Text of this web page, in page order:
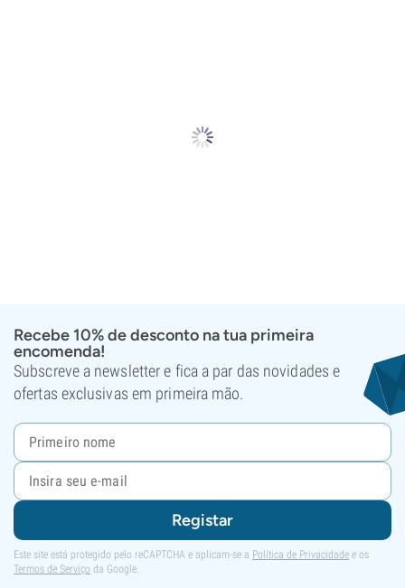
Recebe 10% de desconto na tua primeira
encomenda!
Subscreve a newsletter e fica a par das novidades e
ofertas exclusivas em primeira mão.
Registar
Este site está protegido pelo reCAPTCHA e aplicam-se a Política de Privacidade e os
Termos de Serviço da Google.